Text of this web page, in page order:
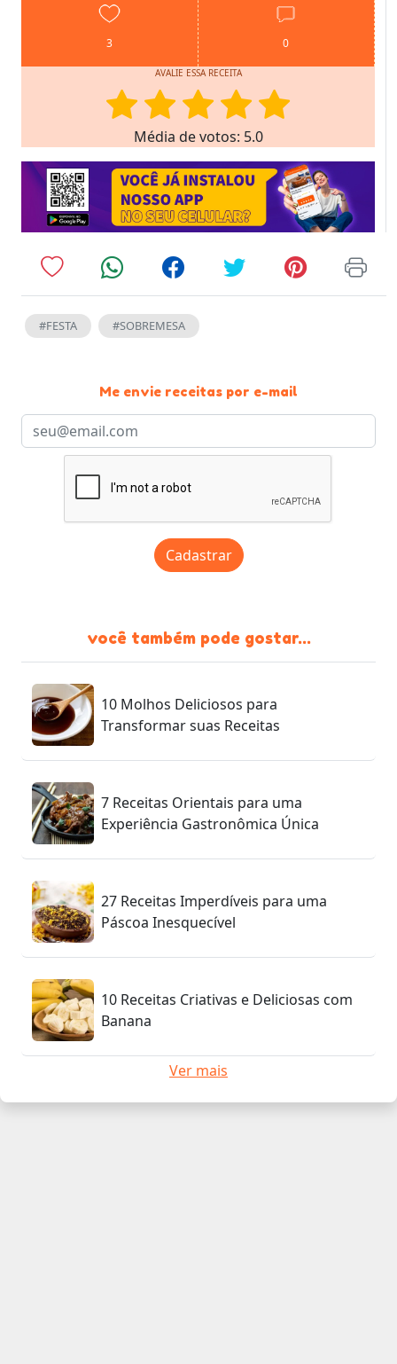
3 0
AVALIE ESSA RECEITA
Média de votos: 5.0
#FESTA #SOBREMESA
Me envie receitas por e-mail
Cadastrar
você também pode gostar...
10 Molhos Deliciosos para
Transformar suas Receitas
7 Receitas Orientais para uma
Experiência Gastronômica Única
27 Receitas Imperdíveis para uma
Páscoa Inesquecível
10 Receitas Criativas e Deliciosas com
Banana
Ver mais